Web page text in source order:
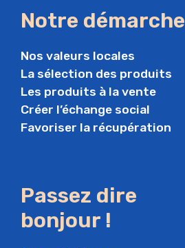
Notre démarche
Nos valeurs locales
La sélection des produits
Les produits à la vente
Créer l’échange social
Favoriser la récupération
Passez dire
bonjour !